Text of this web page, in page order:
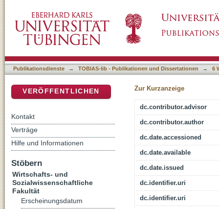
(counter)terrorism
Publikationsdienste → TOBIAS-lib - Publikationen und Dissertationen → 6
Zur Kurzanzeige
dc.contributor.advisor
dc.contributor.author
dc.date.accessioned
dc.date.available
dc.date.issued
dc.identifier.uri
dc.identifier.uri
VERÖFFENTLICHEN
Kontakt
Verträge
Hilfe und Informationen
Stöbern
Wirtschafts- und
Sozialwissenschaftliche
Fakultät
Erscheinungsdatum